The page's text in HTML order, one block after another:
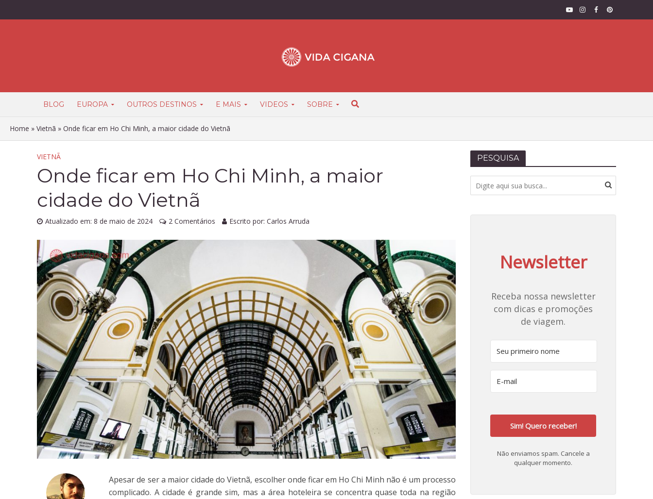
BLOG EUROPA OUTROS DESTINOS E MAIS VIDEOS SOBRE
Home » Vietnã » Onde ficar em Ho Chi Minh, a maior cidade do Vietnã
VIETNÃ
Onde ficar em Ho Chi Minh, a maior
cidade do Vietnã
Atualizado em: 8 de maio de 2024 2 Comentários Escrito por: Carlos Arruda
Apesar de ser a maior cidade do Vietnã, escolher onde ficar em Ho Chi Minh não é um processo
complicado. A cidade é grande sim, mas a área hoteleira se concentra quase toda na região
PESQUISA
Newsletter
Receba nossa newsletter
com dicas e promoções
de viagem.
Sim! Quero receber!
Não enviamos spam. Cancele a
qualquer momento.